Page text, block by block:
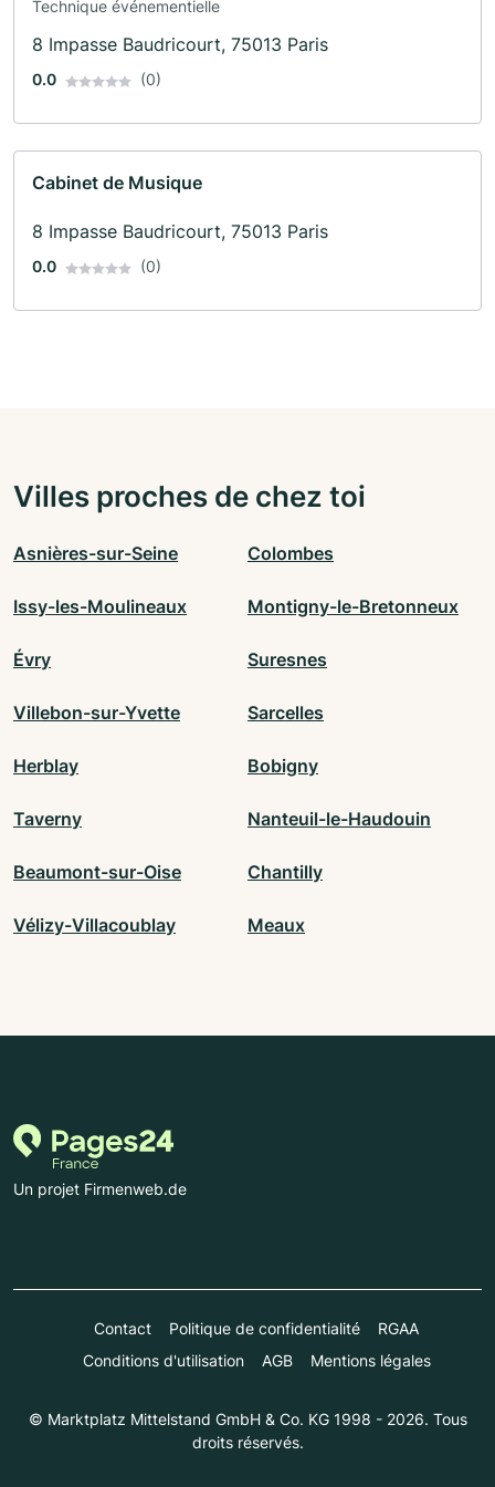
Technique événementielle
8 Impasse Baudricourt, 75013 Paris
0.0 (0)
Cabinet de Musique
8 Impasse Baudricourt, 75013 Paris
0.0 (0)
Villes proches de chez toi
Asnières-sur-Seine Colombes
Issy-les-Moulineaux Montigny-le-Bretonneux
Évry Suresnes
Villebon-sur-Yvette Sarcelles
Herblay Bobigny
Taverny Nanteuil-le-Haudouin
Beaumont-sur-Oise Chantilly
Vélizy-Villacoublay Meaux
Un projet Firmenweb.de
Contact Politique de confidentialité
RGAA
Conditions d'utilisation
AGB Mentions légales
© Marktplatz Mittelstand GmbH & Co. KG 1998 - 2026. Tous
droits réservés.